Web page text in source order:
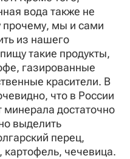
вода также не
прочему, мы и сами
из нашего
такие продукты,
газированные
красители. В
что в России
достаточно
выделить
перец,
картофель, чечевица.